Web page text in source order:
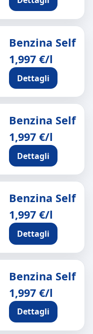
Benzina Self
1,997 €/l
Dettagli
Benzina Self
1,997 €/l
Dettagli
Benzina Self
1,997 €/l
Dettagli
Benzina Self
1,997 €/l
Dettagli